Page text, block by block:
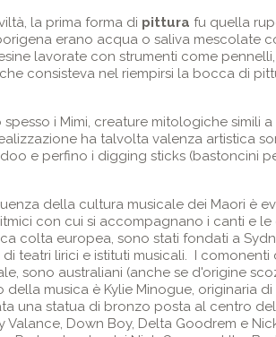
la prima forma di pittura fu quella
erano acqua o saliva mescolate
lavorate con strumenti come pennelli,
consisteva nel riempirsi la bocca di
i Mimi, creature mitologiche simili
ha talvolta valenza artistica
e perfino i digging sticks (bastoncini
della cultura musicale dei Maori è
con cui si accompagnano i canti e le
colta europea, sono stati fondati a
teatri lirici e istituti musicali. I comonenti
sono australiani (anche se d'origine
musica è Kylie Minogue, originaria di
una statua di bronzo posta al centro
Down Boy, Delta Goodrem e